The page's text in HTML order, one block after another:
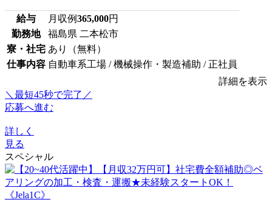
給与 月収例365,000円
勤務地
福島県 二本松市
寮・社宅 あり（無料）
仕事内容 自動車系工場 / 機械操作・製造補助 / 正社員
詳細を表示
＼最短45秒で完了／
応募へ進む
詳しく
見る
スペシャル